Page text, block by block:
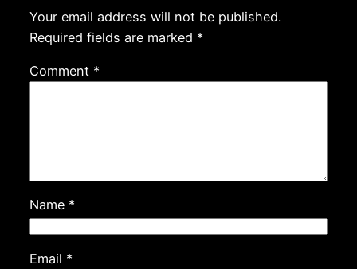
Your email address will not be published.
Required fields are marked *
Comment *
Name *
Email *